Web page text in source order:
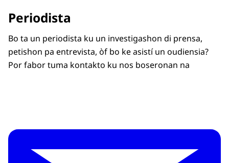
Periodista
Bo ta un periodista ku un investigashon di prensa,
petishon pa entrevista, òf bo ke asistí un oudiensia?
Por fabor tuma kontakto ku nos boseronan na